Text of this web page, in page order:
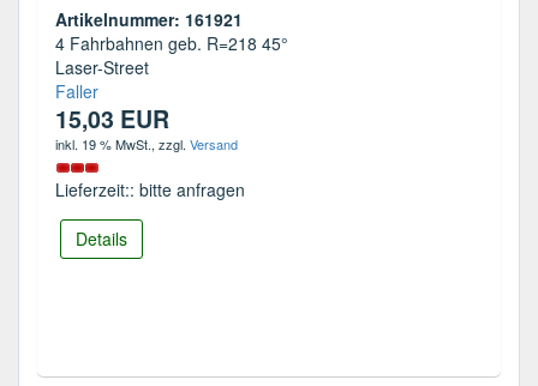
Artikelnummer: 161921
4 Fahrbahnen geb. R=218 45°
Laser-Street
Faller
15,03 EUR
inkl. 19 % MwSt., zzgl. Versand
Lieferzeit:: bitte anfragen
Details